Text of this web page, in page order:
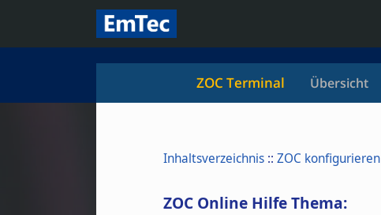
ZOC Terminal Übersicht
Inhaltsverzeichnis :: ZOC konfigurieren
ZOC Online Hilfe Thema: